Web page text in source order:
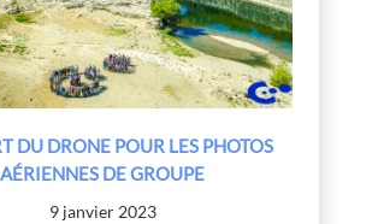
DU DRONE POUR LES PHOTOS
AÉRIENNES DE GROUPE
9 janvier 2023